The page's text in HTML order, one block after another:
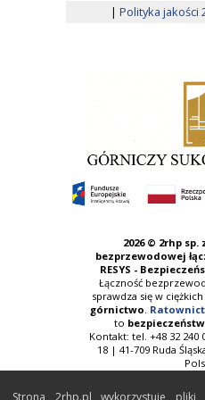
Strona 2rhp.pl wykorzystuje
| Polityka jakości
2026 © 2rhp sp.
bezprzewodowej
RESYS -
Łączność
sprawdza się w
górnictwo
to
Kontakt: tel. +48 32 240
18 | 41-709 Ruda